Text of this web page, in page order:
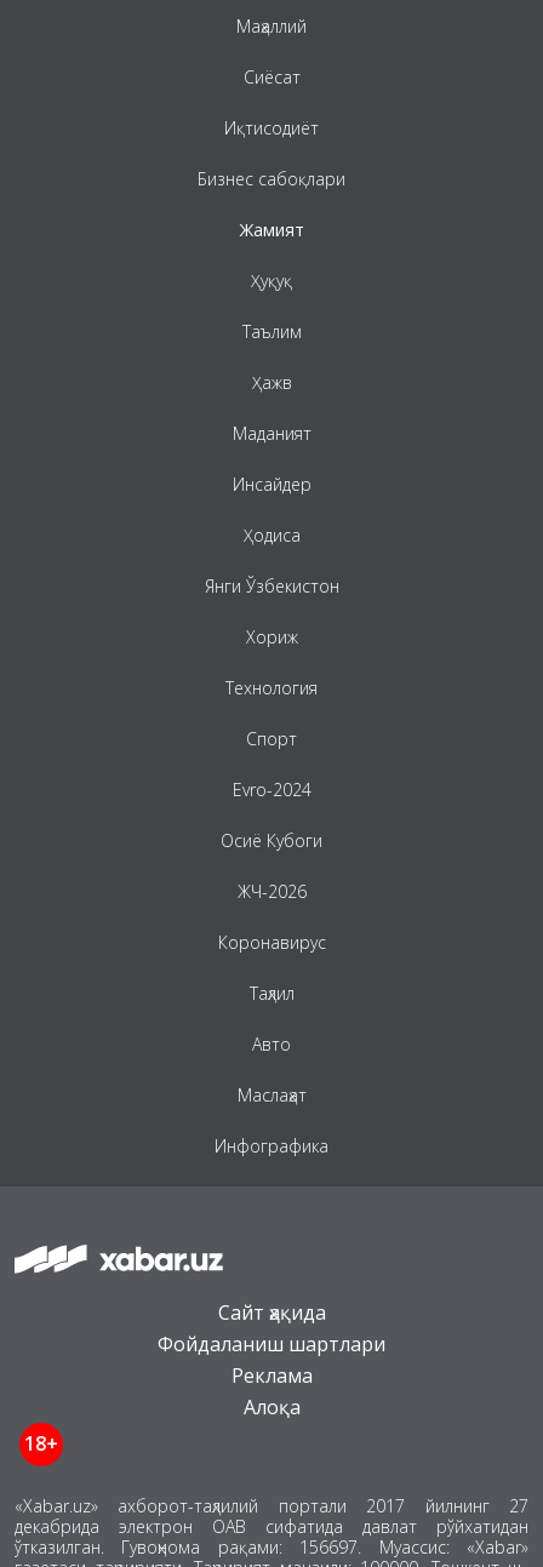
Маҳаллий
Сиёсат
Иқтисодиёт
Бизнес сабоқлари
Жамият
Ҳуқуқ
Таълим
Ҳажв
Маданият
Инсайдер
Ҳодиса
Янги Ўзбекистон
Хориж
Технология
Спорт
Evro-2024
Осиё Кубоги
ЖЧ-2026
Коронавирус
Таҳлил
Авто
Маслаҳат
Инфографика
Сайт ҳақида
Фойдаланиш шартлари
Реклама
Алоқа
18+
«Xabar.uz» ахборот-таҳлилий портали 2017 йилнинг 27
декабрида электрон ОАВ сифатида давлат рўйхатидан
ўтказилган. Гувоҳнома рақами: 156697. Муассис: «Xabar»